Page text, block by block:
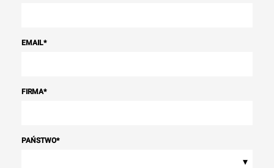
EMAIL*
FIRMA*
PAŃSTWO*
▾